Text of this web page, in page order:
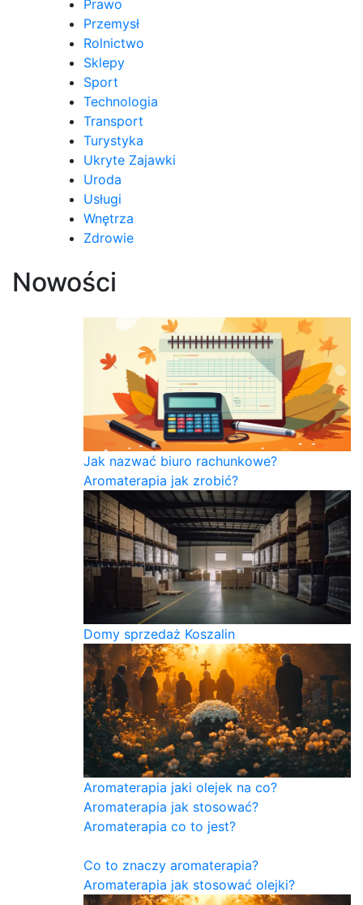
Prawo
Przemysł
Rolnictwo
Sklepy
Sport
Technologia
Transport
Turystyka
Ukryte Zajawki
Uroda
Usługi
Wnętrza
Zdrowie
Nowości
Jak nazwać biuro rachunkowe?
Aromaterapia jak zrobić?
Domy sprzedaż Koszalin
Aromaterapia jaki olejek na co?
Aromaterapia jak stosować?
Aromaterapia co to jest?
Co to znaczy aromaterapia?
Aromaterapia jak stosować olejki?